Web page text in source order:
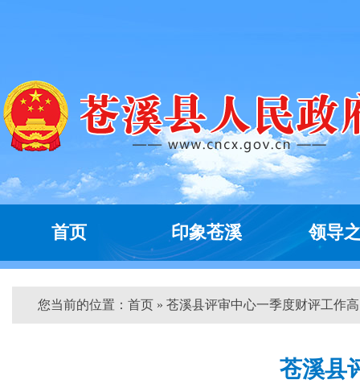
首页 印象苍溪 领导
您当前的位置： 首页 » 苍溪县评审中心一季度财评工作
苍溪县